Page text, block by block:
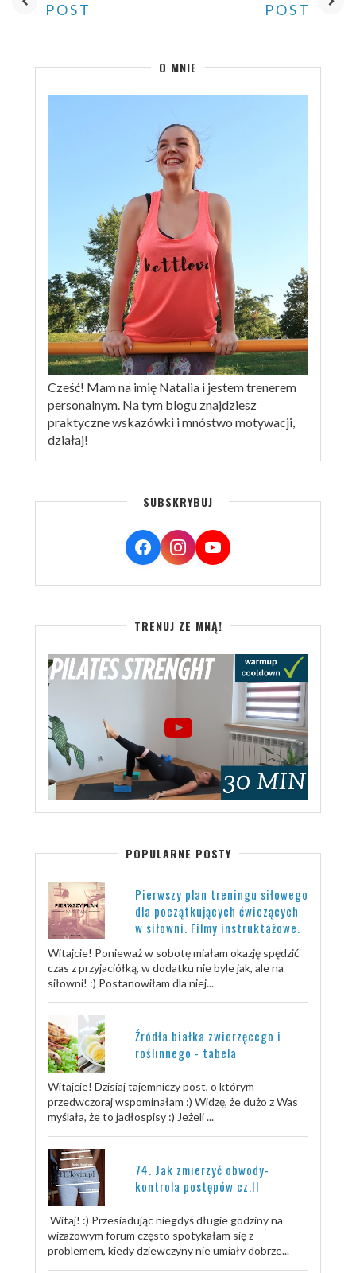
POST POST
O MNIE
Cześć! Mam na imię Natalia i jestem trenerem
personalnym. Na tym blogu znajdziesz
praktyczne wskazówki i mnóstwo motywacji,
działaj!
SUBSKRYBUJ
TRENUJ ZE MNĄ!
POPULARNE POSTY
Pierwszy plan treningu siłowego
dla początkujących ćwiczących
w siłowni. Filmy instruktażowe.
Witajcie! Ponieważ w sobotę miałam okazję spędzić
czas z przyjaciółką, w dodatku nie byle jak, ale na
siłowni! :) Postanowiłam dla niej...
Źródła białka zwierzęcego i
roślinnego - tabela
Witajcie! Dzisiaj tajemniczy post, o którym
przedwczoraj wspominałam :) Widzę, że dużo z Was
myślała, że to jadłospisy :) Jeżeli ...
74. Jak zmierzyć obwody-
kontrola postępów cz.II
Witaj! :) Przesiadując niegdyś długie godziny na
wizażowym forum często spotykałam się z
problemem, kiedy dziewczyny nie umiały dobrze...